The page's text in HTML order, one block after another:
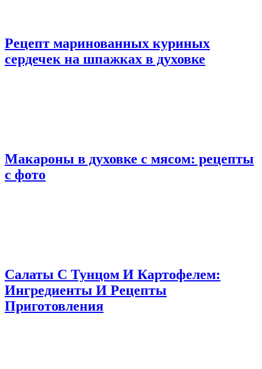
Рецепт маринованных куриных
сердечек на шпажках в духовке
Макароны в духовке с мясом: рецепты
с фото
Салаты С Тунцом И Картофелем:
Ингредиенты И Рецепты
Приготовления